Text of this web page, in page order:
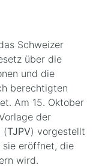
Schweizer
über die
und die
berechtigten
Am 15. Oktober
der
(TJPV) vorgestellt
sie eröffnet, die
wird.